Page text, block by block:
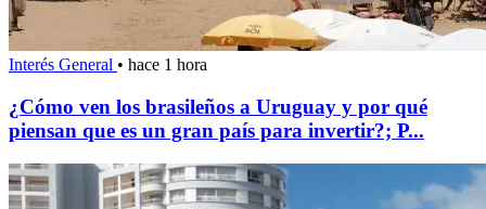
Interés General • hace 1 hora
¿Cómo ven los brasileños a Uruguay y por qué
piensan que es un gran país para invertir?; P...